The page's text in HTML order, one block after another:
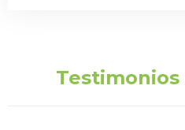
Testimonios